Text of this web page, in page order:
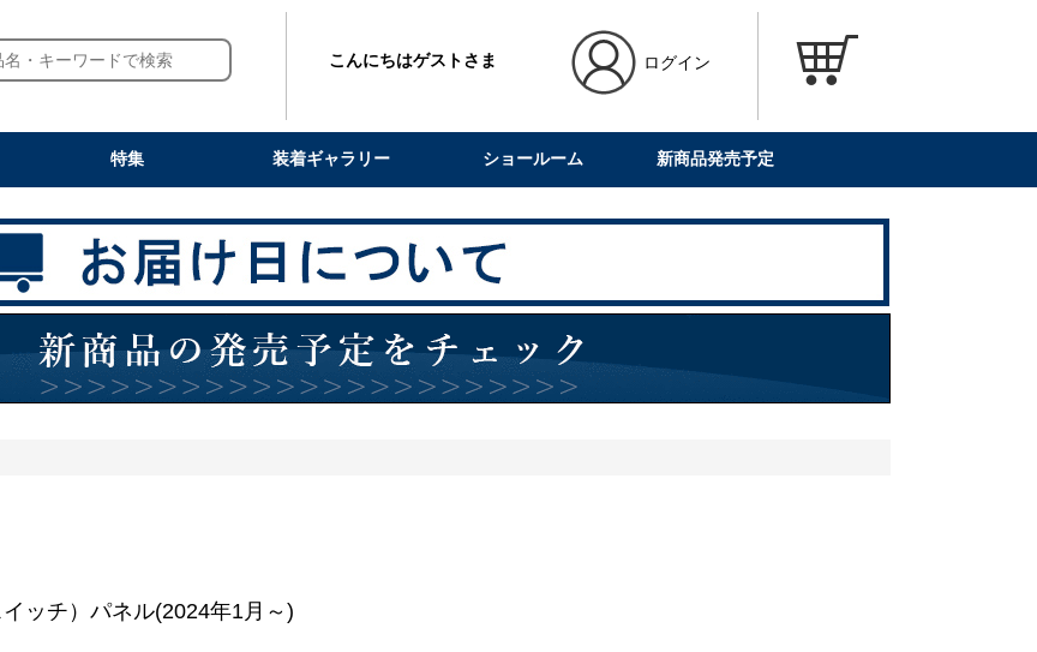
こんにちはゲストさま ログイン
特集 装着ギャラリー ショールーム 新商品発売予定
ッチ）パネル(2024年1月～)